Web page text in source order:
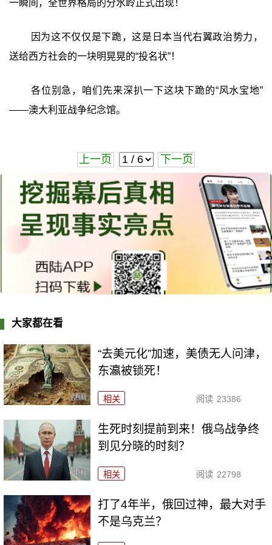
一瞬间，全世界格局的分水岭正式出现！
因为这不仅仅是下跪，这是日本当代右翼政治势力，
送给西方社会的一块明晃晃的“投名状”！
各位别急，咱们先来深扒一下这块下跪的“风水宝地”
——澳大利亚战争纪念馆。
上一页 下一页
大家都在看
“去美元化”加速，美债无人问津，
东瀛被锁死！
相关 阅读 23386
生死时刻提前到来！俄乌战争终
到见分晓的时刻？
相关 阅读 22798
打了4年半，俄回过神，最大对手
不是乌克兰？